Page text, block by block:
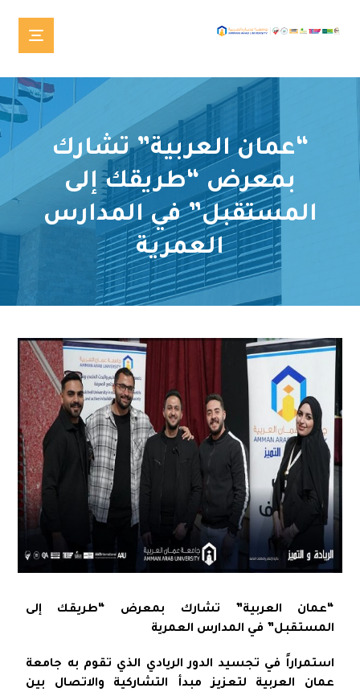
“عمان العربية” تشارك
بمعرض “طريقك إلى
المستقبل” في المدارس
العمرية
“عمان العربية” تشارك بمعرض “طريقك إلى
المستقبل” في المدارس العمرية
استمراراً في تجسيد الدور الريادي الذي تقوم به جامعة
عمان العربية لتعزيز مبدأ التشاركية والاتصال بين